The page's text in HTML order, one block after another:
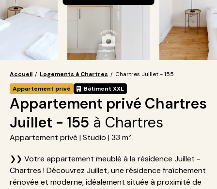
Accueil / Logements à Chartres / Chartres Juillet - 155
Appartement privé
Bâtiment XXL
Appartement privé Chartres
Juillet - 155 à Chartres
Appartement privé | Studio | 33 m²
❯❯ Votre appartement meublé à la résidence Juillet -
Chartres ! Découvrez Juillet, une résidence fraîchement
rénovée et moderne, idéalement située à proximité de